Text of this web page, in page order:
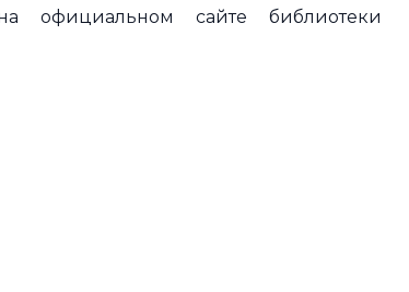
официальном сайте библиотеки